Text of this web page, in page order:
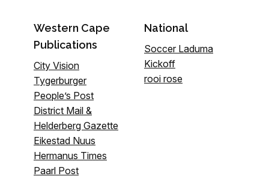
Western Cape
Publications
City Vision
Tygerburger
People’s Post
District Mail &
Helderberg Gazette
Eikestad Nuus
Hermanus Times
Paarl Post
National
Soccer Laduma
Kickoff
rooi rose